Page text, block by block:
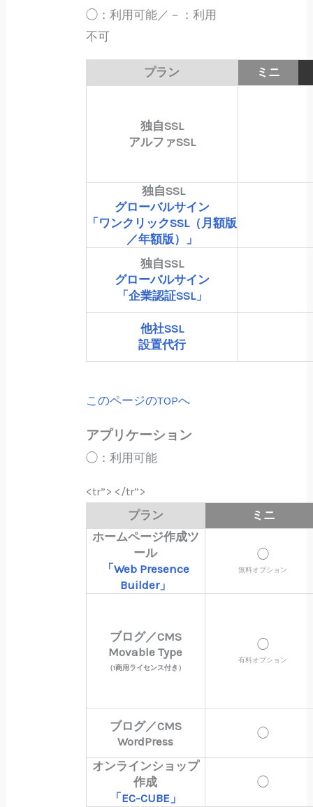
◯：利用可能／－：利用
不可
プラン ミニ
独自SSL
アルファSSL
独自SSL
グローバルサイン
「ワンクリックSSL（月額版
／年額版）」
独自SSL
グローバルサイン
「企業認証SSL」
他社SSL
設置代行
このページのTOPへ
アプリケーション
◯：利用可能
<tr”> </tr”>
プラン
ミニ
ホームページ作成ツ
ール
「Web Presence
Builder」
◯
無料オプション
ブログ／CMS
Movable Type
（1商用ライセンス付き）
◯
有料オプション
ブログ／CMS
WordPress
◯
オンラインショップ
作成
「EC-CUBE」
◯